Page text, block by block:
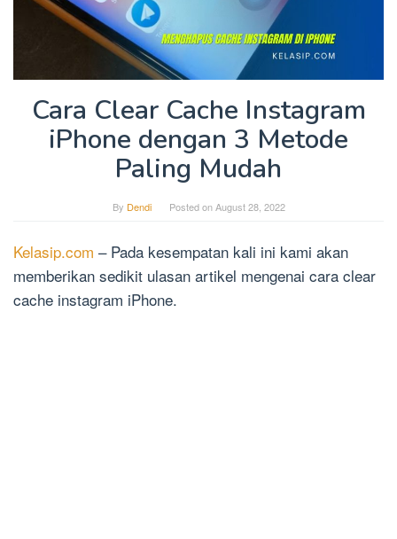
Cara Clear Cache Instagram
iPhone dengan 3 Metode
Paling Mudah
By Dendi Posted onAugust 28, 2022
Kelasip.com – Pada kesempatan kali ini kami akan
memberikan sedikit ulasan artikel mengenai cara clear
cache instagram iPhone.